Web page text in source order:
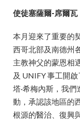
使徒塞薩爾-席爾瓦
本月迎來了重要的
西哥北部及南德州
主教神父的蒙恩相
及 UNIFY 事工開
塔·希梅內斯，我
動，承認該地區的
根源的醫治、復興